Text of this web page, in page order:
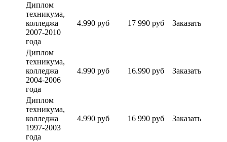
Диплом
техникума,
колледжа
2007-2010
года
4.990 руб 17 990 руб Заказать
Диплом
техникума,
колледжа
2004-2006
года
4.990 руб 16.990 руб Заказать
Диплом
техникума,
колледжа
1997-2003
года
4.990 руб 16 990 руб Заказать